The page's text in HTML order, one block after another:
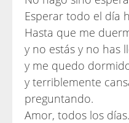
Esperar todo el día
Hasta que me
y no estás y no has
y me quedo
y terriblemente
preguntando.
Amor, todos los días.